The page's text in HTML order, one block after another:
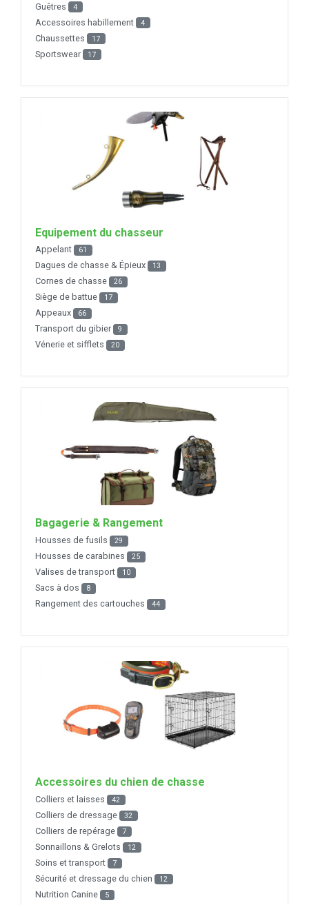
Guêtres 4
Accessoires habillement 4
Chaussettes 17
Sportswear 17
Equipement du chasseur
Appelant 61
Dagues de chasse & Épieux 13
Cornes de chasse 26
Siège de battue 17
Appeaux 66
Transport du gibier 9
Vénerie et sifflets 20
Bagagerie & Rangement
Housses de fusils 29
Housses de carabines 25
Valises de transport 10
Sacs à dos 8
Rangement des cartouches 44
Accessoires du chien de chasse
Colliers et laisses 42
Colliers de dressage 32
Colliers de repérage 7
Sonnaillons & Grelots 12
Soins et transport 7
Sécurité et dressage du chien 12
Nutrition Canine 5